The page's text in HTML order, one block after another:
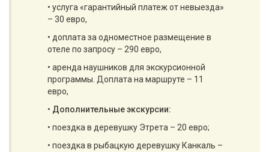
• услуга «гарантийный платеж от невыезда»
– 30 евро,
• доплата за одноместное размещение в
отеле по запросу – 290 евро,
• аренда наушников для экскурсионной
программы. Доплата на маршруте – 11
евро,
• Дополнительные экскурсии:
• поездка в деревушку Этрета – 20 евро;
• поездка в рыбацкую деревушку Канкаль –